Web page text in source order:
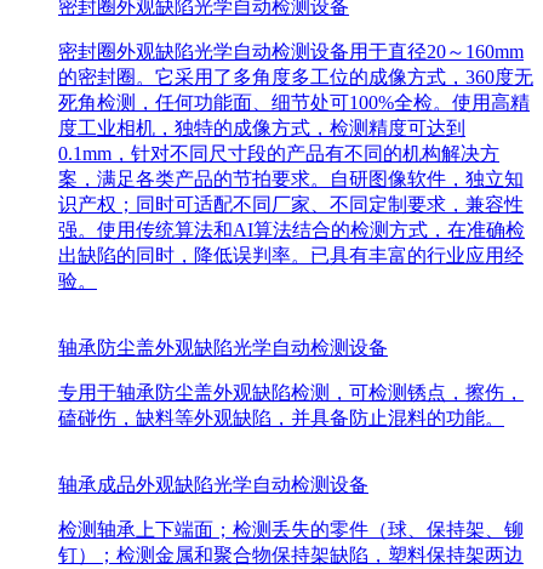
密封圈外观缺陷光学自动检测设备
密封圈外观缺陷光学自动检测设备用于直径20～160mm
的密封圈。它采用了多角度多工位的成像方式，360度无
死角检测，任何功能面、细节处可100%全检。使用高精
度工业相机，独特的成像方式，检测精度可达到
0.1mm，针对不同尺寸段的产品有不同的机构解决方
案，满足各类产品的节拍要求。自研图像软件，独立知
识产权；同时可适配不同厂家、不同定制要求，兼容性
强。使用传统算法和AI算法结合的检测方式，在准确检
出缺陷的同时，降低误判率。已具有丰富的行业应用经
验。
轴承防尘盖外观缺陷光学自动检测设备
专用于轴承防尘盖外观缺陷检测，可检测锈点，擦伤，
磕碰伤，缺料等外观缺陷，并具备防止混料的功能。
轴承成品外观缺陷光学自动检测设备
检测轴承上下端面；检测丢失的零件（球、保持架、铆
钉）；检测金属和聚合物保持架缺陷，塑料保持架两边